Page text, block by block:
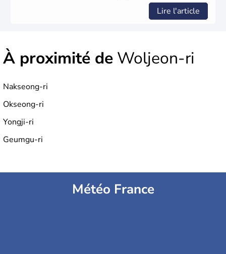
Lire l'article
À proximité de Woljeon-ri
Nakseong-ri
Okseong-ri
Yongji-ri
Geumgu-ri
Météo France